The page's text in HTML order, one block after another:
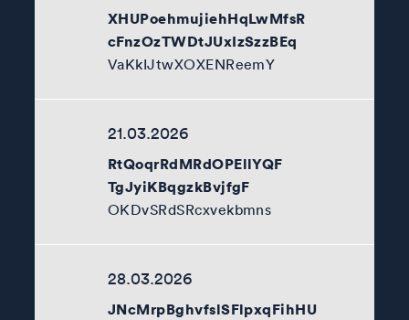
XHUPoehmujiehHqLwMfsR
cFnzOzTWDtJUxIzSzzBEq
VaKkIJtwXOXENReemY
21.03.2026
RtQoqrRdMRdOPEllYQF
TgJyiKBqgzkBvjfgF
OKDvSRdSRcxvekbmns
28.03.2026
JNcMrpBghvfslSFlpxqFihHU